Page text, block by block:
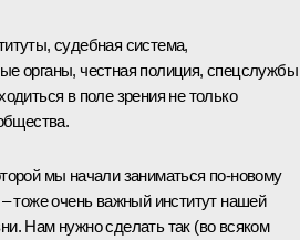
судебная система,
органы, честная полиция,
в поле зрения не только
мы начали заниматься по‑новому
тоже очень важный институт нашей
Нам нужно сделать так (во всяком